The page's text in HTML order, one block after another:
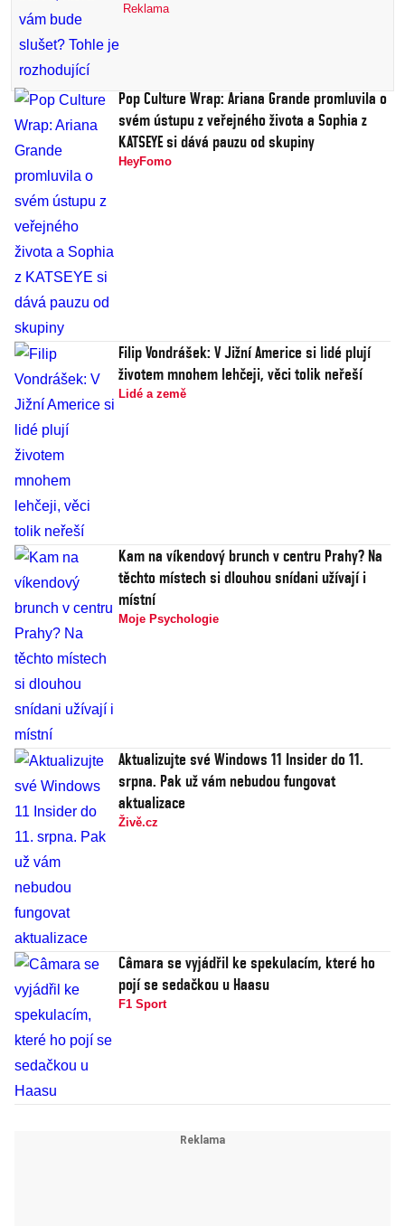
Reklama
Pop Culture Wrap: Ariana Grande promluvila o
svém ústupu z veřejného života a Sophia z
KATSEYE si dává pauzu od skupiny
HeyFomo
Filip Vondrášek: V Jižní Americe si lidé plují
životem mnohem lehčeji, věci tolik neřeší
Lidé a země
Kam na víkendový brunch v centru Prahy? Na
těchto místech si dlouhou snídani užívají i
místní
Moje Psychologie
Aktualizujte své Windows 11 Insider do 11.
srpna. Pak už vám nebudou fungovat
aktualizace
Živě.cz
Câmara se vyjádřil ke spekulacím, které ho
pojí se sedačkou u Haasu
F1 Sport